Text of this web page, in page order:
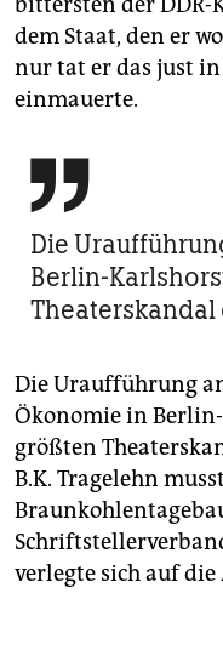
dem Staat, den er
nur tat er das just in
einmauerte.

Die
Berlin-
Theaterskandal
Die Uraufführung
Ökonomie in
größten
B.K. Tragelehn
verlegte sich auf die